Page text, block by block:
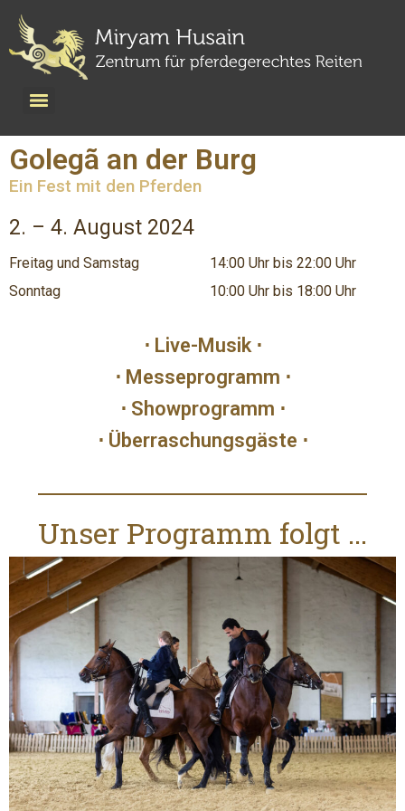
Golegã an der Burg
Ein Fest mit den Pferden
2. – 4. August 2024
Freitag und Samstag
14:00 Uhr bis 22:00 Uhr
Sonntag
10:00 Uhr bis 18:00 Uhr
⋅ Live-Musik ⋅
⋅ Messeprogramm ⋅
⋅ Showprogramm ⋅
⋅ Überraschungsgäste ⋅
Unser Programm folgt ...